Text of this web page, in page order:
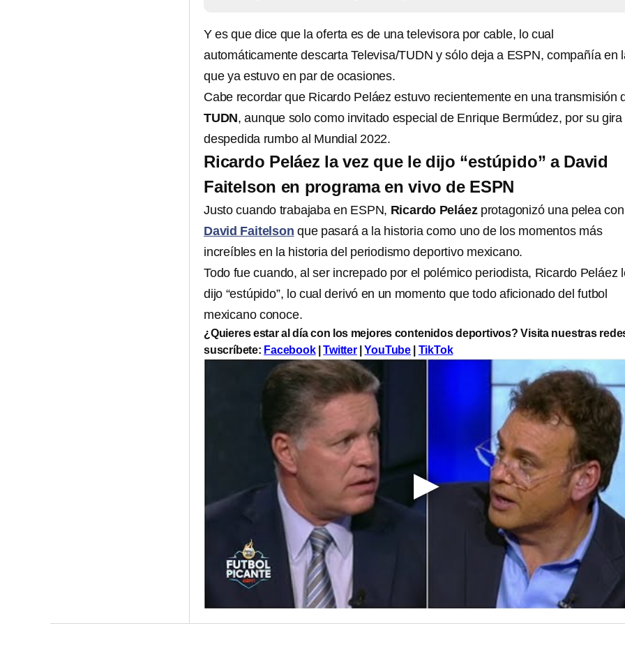
Y es que dice que la oferta es de una televisora por cable, lo cual
automáticamente descarta Televisa/TUDN y sólo deja a ESPN, compañía en
que ya estuvo en par de ocasiones.
Cabe recordar que Ricardo Peláez estuvo recientemente en una transmisión
TUDN, aunque solo como invitado especial de Enrique Bermúdez, por su gira
despedida rumbo al Mundial 2022.
Ricardo Peláez la vez que le dijo “estúpido” a David
Faitelson en programa en vivo de ESPN
Justo cuando trabajaba en ESPN, Ricardo Peláezprotagonizó una pelea con
David Faitelson que pasará a la historia como uno de los momentos más
increíbles en la historia del periodismo deportivo mexicano.
Todo fue cuando, al ser increpado por el polémico periodista, Ricardo Peláez
dijo “estúpido”, lo cual derivó en un momento que todo aficionado del futbol
mexicano conoce.
¿Quieres estar al día con los mejores contenidos deportivos? Visita nuestras
suscríbete: Facebook|Twitter|YouTube TikTok